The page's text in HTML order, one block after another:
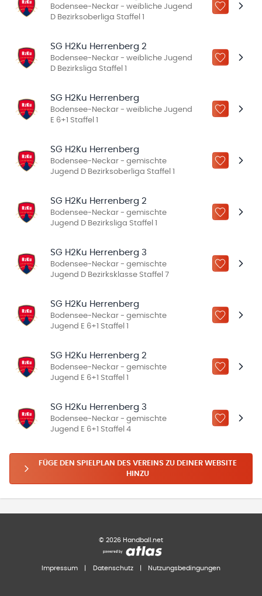
Bodensee-Neckar - weibliche Jugend
D Bezirksoberliga Staffel 1
ZU „MEINE
SG H2Ku Herrenberg 2
Bodensee-Neckar - weibliche Jugend
D Bezirksliga Staffel 1
ZU „MEINE
SG H2Ku Herrenberg
Bodensee-Neckar - weibliche Jugend
E 6+1 Staffel 1
ZU „MEINE
SG H2Ku Herrenberg
Bodensee-Neckar - gemischte
Jugend D Bezirksoberliga Staffel 1
ZU „MEINE
SG H2Ku Herrenberg 2
Bodensee-Neckar - gemischte
Jugend D Bezirksliga Staffel 1
ZU „MEINE
SG H2Ku Herrenberg 3
Bodensee-Neckar - gemischte
Jugend D Bezirksklasse Staffel 7
ZU „MEINE
SG H2Ku Herrenberg
Bodensee-Neckar - gemischte
Jugend E 6+1 Staffel 1
ZU „MEINE
SG H2Ku Herrenberg 2
Bodensee-Neckar - gemischte
Jugend E 6+1 Staffel 1
ZU „MEINE
SG H2Ku Herrenberg 3
Bodensee-Neckar - gemischte
Jugend E 6+1 Staffel 4
ZU „MEINE
FÜGE DEN SPIELPLAN DES VEREINS ZU DEINER WEBSITE
HINZU
© 2026 Handball.net
Impressum Datenschutz Nutzungsbedingungen